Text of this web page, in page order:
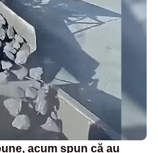
acum spun că au